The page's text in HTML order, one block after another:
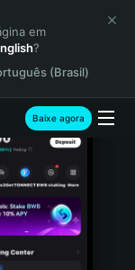
em
?
(Brasil)
Baixe agora